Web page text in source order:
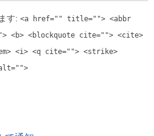
す: <a href="" title=""> <abbr
<b> <blockquote cite=""> <cite>
<i> <q cite=""> <strike>